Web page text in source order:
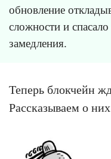
обновление
сложности и
замедления.
Теперь блокчейн
Рассказываем о